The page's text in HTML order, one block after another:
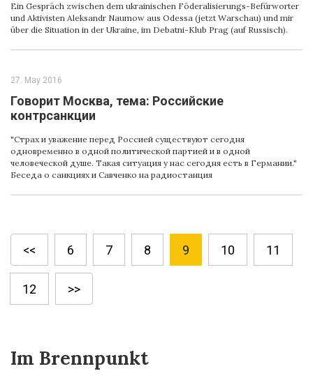
Ein Gespräch zwischen dem ukrainischen Föderalisierungs-Befürworter
und Aktivisten Aleksandr Naumow aus Odessa (jetzt Warschau) und mir
über die Situation in der Ukraine, im Debatni-Klub Prag (auf Russisch).
27. May 2016
Говорит Москва, тема: Российские
контрсанкции
"Cтрах и уважение перед Россией существуют сегодня
одновременно в одной политической партией и в одной
человеческой душе. Такая ситуация у нас сегодня есть в Германии."
Беседа о санкциях и Савченко на радиостанция
<< 6 7 8 9 10 11
12 >>
Im Brennpunkt